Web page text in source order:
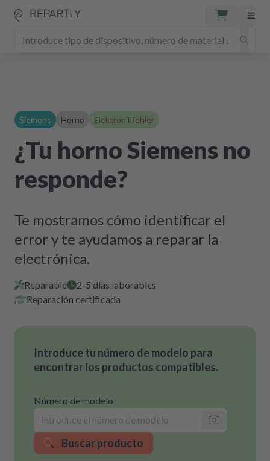
Siemens Horno Elektronikfehler
¿Tu horno Siemens no
responde?
Te mostramos cómo identificar el
error y te ayudamos a reparar la
electrónica.
Reparable
2-5 días laborables
Reparación certificada
Introduce tu número de modelo para
encontrar los productos compatibles.
Número de modelo
Buscar producto